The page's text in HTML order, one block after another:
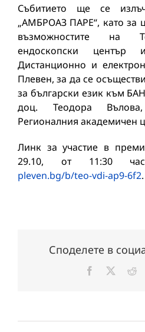
Събитието ще се
„АМБРОАЗ ПАРЕ“, като за
възможностите на
ендоскопски център
Дистанционно и
Плевен, за да се
за български език към
доц. Теодора
Регионалния академичен
Линк за участие в
29.10, от 11:30
pleven.bg/b/teo-vdi-ap9-6f2.
Споделете в
Facebook